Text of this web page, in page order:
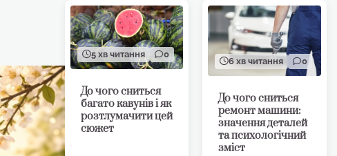
5 хв читання 0
До чого сниться
багато кавунів і як
розтлумачити цей
сюжет
6 хв читання 0
До чого сниться
ремонт машини:
значення деталей
та психологічний
зміст